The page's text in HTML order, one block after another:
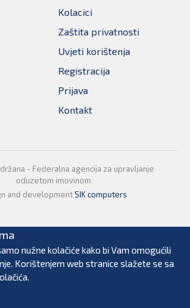
Kolacici
Zaštita privatnosti
Uvjeti korištenja
Registracija
Prijava
Kontakt
- Federalna agencija za upravljanje
oduzetom imovinom
and developmentSIK computers
nužne kolačiće kako bi Vam omogućili
Korištenjem web stranice slažete se sa